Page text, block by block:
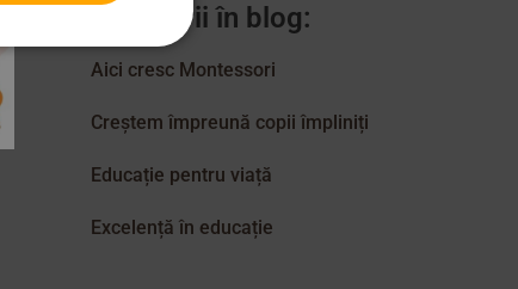
Categorii în blog:
Aici cresc Montessori
Creștem împreună copii împliniți
Educație pentru viață
Excelență în educație